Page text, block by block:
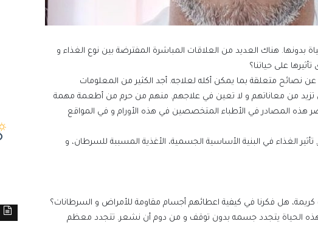
بدونها. هناك العديد من العلاقات المباشرة المفترضة بين نوع الغذاء و
على حياتنا؟
نصائح متعلقة بما يمكن أكله لعلاجه. أجد الكثير من المعلومات
تزيد من معاناتهم و لا تعين في علاجهم. منهم من حرم من أطعمة مهمة
المصادر في الأطباء المتخصصين في هذه الأورام و في المواقع
الغذاء في البنية الأساسية الجسمية، الأغذية المسببة للسرطان، و
كريمة، هل فكرنا في كيفية اعطائهم أجسام مقاومة للأمراض و السرطانات؟
الحياة يتجدد جسمه بدون توقف و من دوم أن نشعر. تتجدد معظم